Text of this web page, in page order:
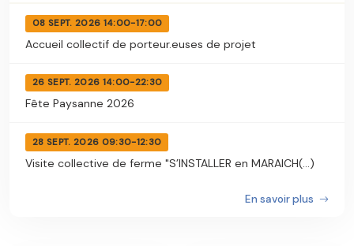
08 SEPT. 2026 14:00-17:00
Accueil collectif de porteur.euses de projet
26 SEPT. 2026 14:00-22:30
Fête Paysanne 2026
28 SEPT. 2026 09:30-12:30
Visite collective de ferme "S’INSTALLER en MARAICH(...)
En savoir plus